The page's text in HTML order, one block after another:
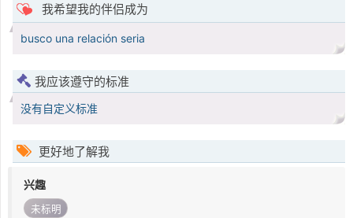
我希望我的伴侣成为
busco una relación seria
我应该遵守的标准
没有自定义标准
更好地了解我
兴趣
未标明